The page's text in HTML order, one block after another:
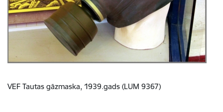
VEF Tautas gāzmaska, 1939.gads (LUM 9367)